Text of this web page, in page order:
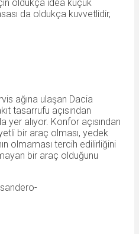
oldukça idea küçük
da oldukça kuvvetlidir,
ağına ulaşan Dacia
tasarrufu açısından
yer alıyor. Konfor açısından
bir araç olması, yedek
olmaması tercih edilirliğini
bir araç olduğunu